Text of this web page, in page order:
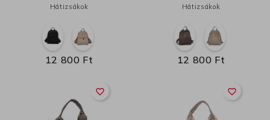
Hátizsákok
12 800 Ft
Hátizsákok
12 800 Ft
favorite_border favorite_border